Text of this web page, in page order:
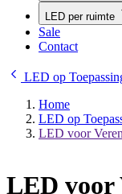
LED per ruimte
Sale
Contact
LED op
Home
LED op
LED voor
LED voor